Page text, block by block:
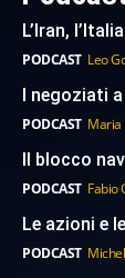
L’Iran,
PODCAST Leo
I negoziati
PODCAST Maria
Il blocco
PODCAST Fabio
Le azioni e
PODCAST